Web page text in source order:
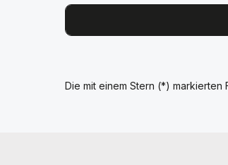
Die mit einem Stern (*) markierten